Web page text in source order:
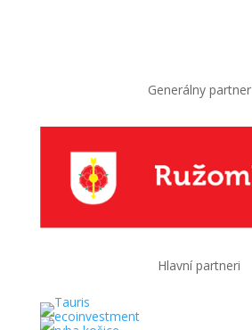
Generálny partner
Hlavní partneri